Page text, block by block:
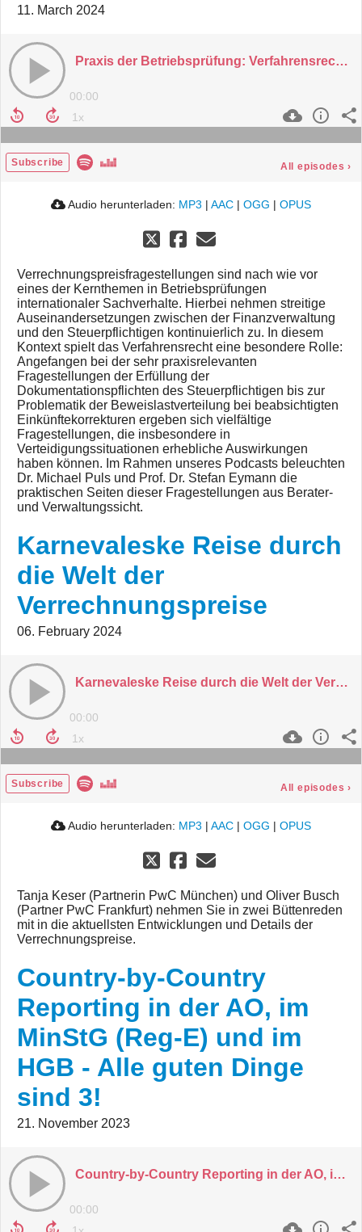
11. March 2024
Praxis der Betriebsprüfung: Verfahrensrecht und Verrechnungspreise
00:00
Subscribe All episodes ›
Audio herunterladen: MP3 | AAC | OGG | OPUS
Verrechnungspreisfragestellungen sind nach wie vor
eines der Kernthemen in Betriebsprüfungen
internationaler Sachverhalte. Hierbei nehmen streitige
Auseinandersetzungen zwischen der Finanzverwaltung
und den Steuerpflichtigen kontinuierlich zu. In diesem
Kontext spielt das Verfahrensrecht eine besondere Rolle:
Angefangen bei der sehr praxisrelevanten
Fragestellungen der Erfüllung der
Dokumentationspflichten des Steuerpflichtigen bis zur
Problematik der Beweislastverteilung bei beabsichtigten
Einkünftekorrekturen ergeben sich vielfältige
Fragestellungen, die insbesondere in
Verteidigungssituationen erhebliche Auswirkungen
haben können. Im Rahmen unseres Podcasts beleuchten
Dr. Michael Puls und Prof. Dr. Stefan Eymann die
praktischen Seiten dieser Fragestellungen aus Berater-
und Verwaltungssicht.
Karnevaleske Reise durch
die Welt der
Verrechnungspreise
06. February 2024
Karnevaleske Reise durch die Welt der Verrechnungspreise
00:00
Subscribe All episodes ›
Audio herunterladen: MP3 | AAC | OGG | OPUS
Tanja Keser (Partnerin PwC München) und Oliver Busch
(Partner PwC Frankfurt) nehmen Sie in zwei Büttenreden
mit in die aktuellsten Entwicklungen und Details der
Verrechnungspreise.
Country-by-Country
Reporting in der AO, im
MinStG (Reg-E) und im
HGB - Alle guten Dinge
sind 3!
21. November 2023
Country-by-Country Reporting in der AO, im MinStG (Reg-E) und im HGB - Alle guten Dinge sind 3!
00:00